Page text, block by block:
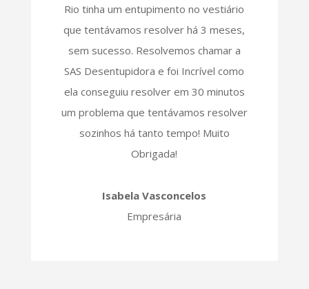
Rio tinha um entupimento no vestiário
que tentávamos resolver há 3 meses,
sem sucesso. Resolvemos chamar a
SAS Desentupidora e foi Incrível como
ela conseguiu resolver em 30 minutos
um problema que tentávamos resolver
sozinhos há tanto tempo! Muito
Obrigada!
Isabela Vasconcelos
Empresária